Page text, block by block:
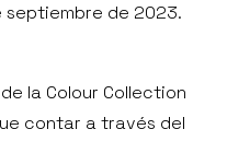
de 2023.
la Colour Collection
contar a través del